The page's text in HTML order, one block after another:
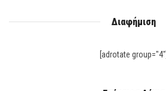
Διαφήμιση
[adrotate group="4"]